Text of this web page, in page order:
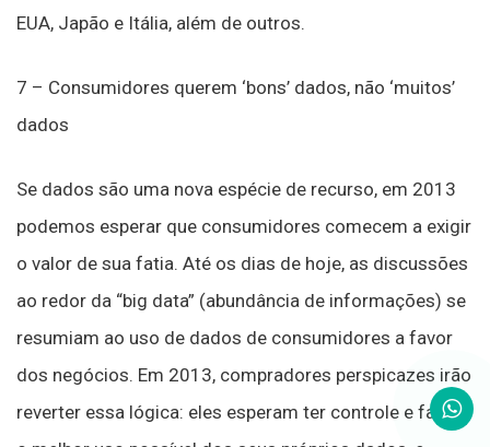
EUA, Japão e Itália, além de outros.
7 – Consumidores querem ‘bons’ dados, não ‘muitos’
dados
Se dados são uma nova espécie de recurso, em 2013
podemos esperar que consumidores comecem a exigir
o valor de sua fatia. Até os dias de hoje, as discussões
ao redor da “big data” (abundância de informações) se
resumiam ao uso de dados de consumidores a favor
dos negócios. Em 2013, compradores perspicazes irão
reverter essa lógica: eles esperam ter controle e fazer